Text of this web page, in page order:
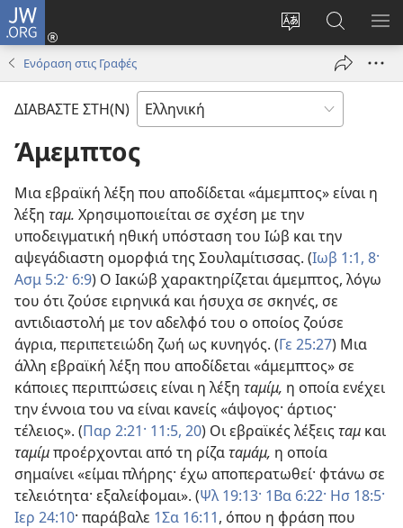
JW.ORG
Αλλαγή
γλώσσας
ιστότοπου
Σύνδεση
(ανοίγει
παράθυρο)
στο
JW.ORG
Ενόραση στις Γραφές
ΔΙΑΒΑΣΤΕ ΣΤΗ(Ν)
Άμεμπτος
Μια εβραϊκή λέξη που αποδίδεται «άμεμπτος» είναι η
λέξη ταμ. Χρησιμοποιείται σε σχέση με την
υποδειγματική ηθική υπόσταση του Ιώβ και την
αψεγάδιαστη ομορφιά της Σουλαμίτισσας. (Ιωβ 1:1, 8·
Ασμ 5:2· 6:9) Ο Ιακώβ χαρακτηρίζεται άμεμπτος, λόγω
του ότι ζούσε ειρηνικά και ήσυχα σε σκηνές, σε
αντιδιαστολή με τον αδελφό του ο οποίος ζούσε
άγρια, περιπετειώδη ζωή ως κυνηγός. (Γε 25:27) Μια
άλλη εβραϊκή λέξη που αποδίδεται «άμεμπτος» σε
κάποιες περιπτώσεις είναι η λέξη ταμίμ, η οποία ενέχει
την έννοια του να είναι κανείς «άψογος· άρτιος·
τέλειος». (Παρ 2:21· 11:5, 20) Οι εβραϊκές λέξεις ταμ και
ταμίμπροέρχονται από τη ρίζαταμάμ, η οποία
σημαίνει «είμαι πλήρης· έχω αποπερατωθεί· φτάνω σε
τελειότητα· εξαλείφομαι». (Ψλ 19:13· 1Βα 6:22· Ησ 18:5·
Ιερ 24:10· παράβαλε 1Σα 16:11, όπου η φράση που